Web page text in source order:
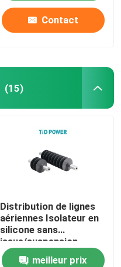
Contact
(15)
Distribution de lignes
aériennes Isolateur en
silicone sans
issue/suspension
11kV-69kV
meilleur prix